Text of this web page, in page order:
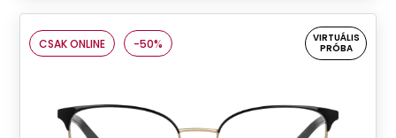
CSAK ONLINE -50%
VIRTUÁLIS
PRÓBA